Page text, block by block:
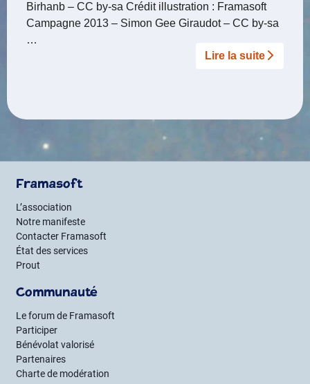
Birhanb – CC by-sa Crédit illustration : Framasoft
Campagne 2013 – Simon Gee Giraudot – CC by-sa
…
Lire la suite­­
Framasoft
L’association
Notre manifeste
Contacter Framasoft
État des services
Prout
Communauté
Le forum de Framasoft
Participer
Bénévolat valorisé
Partenaires
Charte de modération